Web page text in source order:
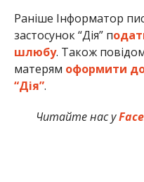
Раніше Інформатор
застосунок “Дія” п
шлюбу. Також
матерям оформити
“Дія”.
Читайте нас у